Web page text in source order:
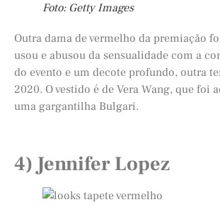
Foto: Getty Images
Outra dama de vermelho da premiação
usou e abusou da sensualidade com a
do evento e um decote profundo, outra
2020. O vestido é de Vera Wang, que foi
uma gargantilha Bulgari.
4) Jennifer Lopez